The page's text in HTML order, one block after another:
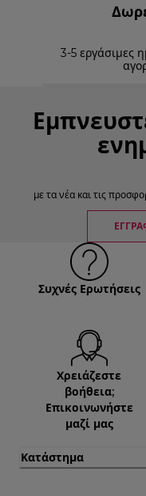
3-5 εργάσιμες
με τα νέα και τις
Συχνές Ερωτήσεις
Χρειάζεστε
βοήθεια;
Επικοινωνήστε
μαζί μας
Κατάστημα